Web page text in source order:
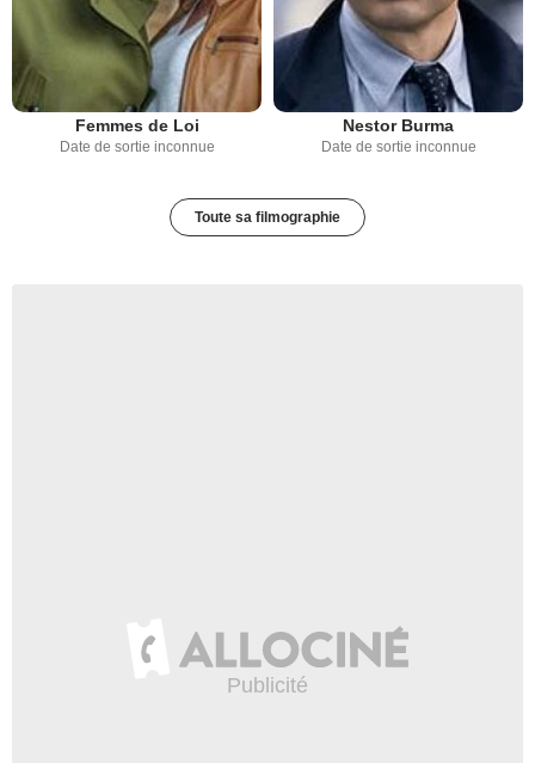
Femmes de Loi
Date de sortie inconnue
Nestor Burma
Date de sortie inconnue
Toute sa filmographie